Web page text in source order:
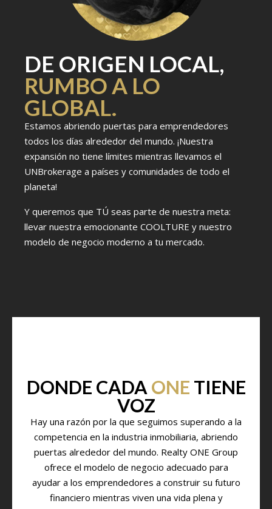
DE ORIGEN LOCAL,
RUMBO A LO
GLOBAL.
Estamos abriendo puertas para emprendedores
todos los días alrededor del mundo. ¡Nuestra
expansión no tiene límites mientras llevamos el
UNBrokerage a países y comunidades de todo el
planeta!
Y queremos que TÚ seas parte de nuestra meta:
llevar nuestra emocionante COOLTURE y nuestro
modelo de negocio moderno a tu mercado.
DONDE CADA ONE TIENE
VOZ
Hay una razón por la que seguimos superando a la
competencia en la industria inmobiliaria, abriendo
puertas alrededor del mundo. Realty ONE Group
ofrece el modelo de negocio adecuado para
ayudar a los emprendedores a construir su futuro
financiero mientras viven una vida plena y